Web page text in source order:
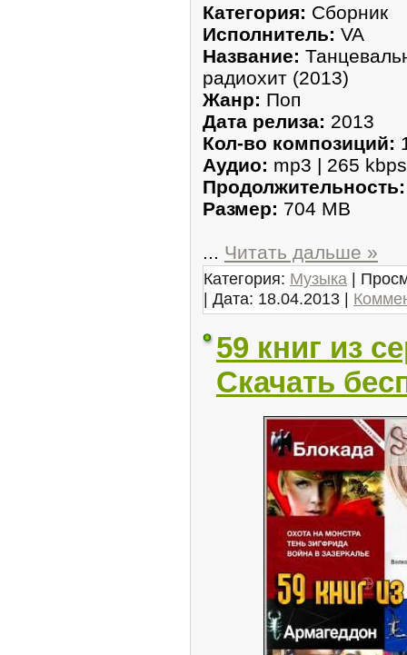
Категория: Сборник
Исполнитель: VA
Название:
радиохит (2013)
Жанр: Поп
Дата релиза: 2013
Кол-во композиций:
Аудио: mp3 | 265 kbps
Продолжительность:
Размер: 704 MB
... Читать дальше »
Категория: Музыка |
| Дата: 18.04.2013 |
59 книг из
Скачать